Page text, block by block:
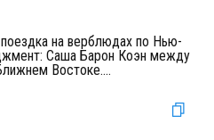
на верблюдах по Нью-
Саша Барон Коэн между
Востоке....